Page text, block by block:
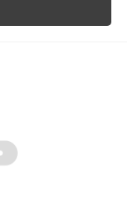
款與隱私權政